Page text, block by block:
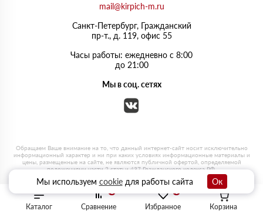
Каталог Избранное
Сравнение Корзина
mail@kirpich-m.ru
Санкт-Петербург, Граждaнский
пр-т., д. 119, офис 55
Часы работы: ежедневно с 8:00
до 21:00
Мы в соц. сетях
Мы используем cookieдля работы сайта Ок